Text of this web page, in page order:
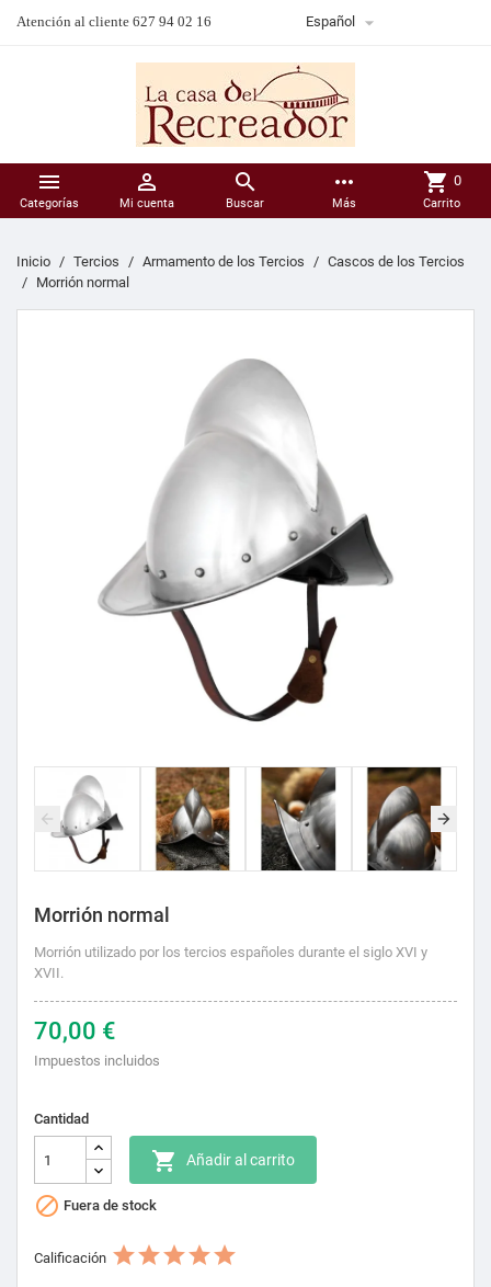
Atención al cliente 627 94 02 16 Español 

Categorías

Mi cuenta

Buscar
more_horiz
Más
shopping_cart 0
Carrito
Inicio Tercios Armamento de los Tercios
Cascos de los Tercios
Morrión normal
Morrión normal
Morrión utilizado por los tercios españoles durante el siglo XVI y
XVII.
70,00 €
Impuestos incluidos
Cantidad
 Añadir al carrito
 Fuera de stock
Calificación